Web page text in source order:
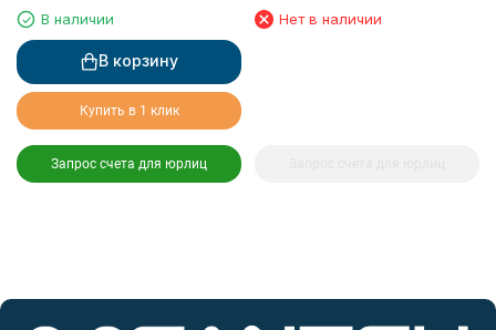
(68011+68022+стойка
R1100) 6800К
В наличии
В корзину
Купить в 1 клик
Запрос счета для юрлиц
Нет в наличии